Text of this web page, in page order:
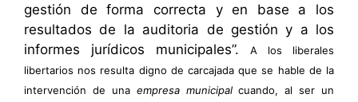
gestión de forma correcta y en base a los
resultados de la auditoria de gestión y a los
informes jurídicos municipales”.
A los liberales
libertarios nos resulta digno de carcajada que se hable de la
intervención de una empresa municipalcuando, al ser un